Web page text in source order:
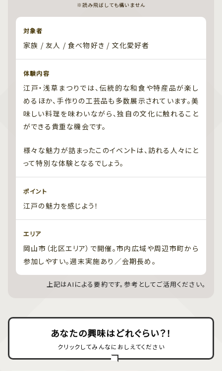
※読み飛ばしても構いません
対象者
家族 / 友人 / 食べ物好き / 文化愛好者
体験内容
江戸・浅草まつりでは、伝統的な和食や特産品が楽し
めるほか、手作りの工芸品も多数展示されています。美
味しい料理を味わいながら、独自の文化に触れること
ができる貴重な機会です。
様々な魅力が詰まったこのイベントは、訪れる人々にと
って特別な体験となるでしょう。
ポイント
江戸の魅力を感じよう！
エリア
岡山市（北区エリア）で開催。市内広域や周辺市町から
参加しやすい。週末実施あり／会期長め。
上記はAIによる要約です。参考としてご活用ください。
あなたの興味はどれぐらい？！
クリックしてみんなにおしえてください